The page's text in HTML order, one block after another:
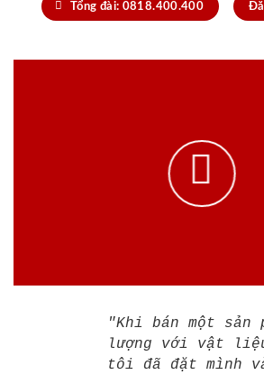
Tổng đài: 0818.400.400
"Khi bán một sản
lượng với vật
tôi đã đặt mình